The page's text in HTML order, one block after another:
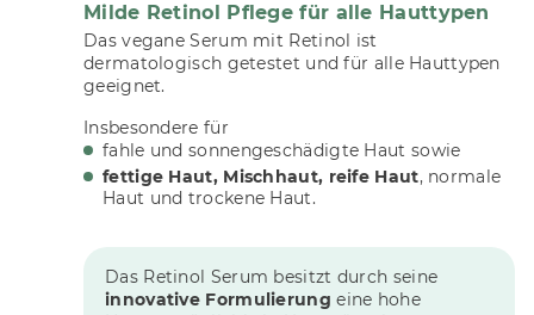
Milde Retinol Pflege für alle Hauttypen
Das vegane Serum mit Retinol ist
dermatologisch getestet und für alle Hauttypen
geeignet.
Insbesondere für
fahle und sonnengeschädigte Haut sowie
fettige Haut, Mischhaut, reife Haut, normale
Haut und trockene Haut.
Das Retinol Serum besitzt durch seine
innovative Formulierung eine hohe